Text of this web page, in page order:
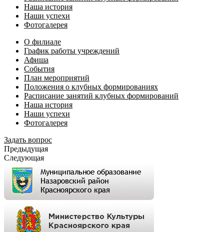
Наша история
Наши успехи
Фотогалерея
О филиале
График работы учреждений
Афиша
События
План мероприятий
Положения о клубных формированиях
Расписание занятий клубных формирований
Наша история
Наши успехи
Фотогалерея
Задать вопрос
Предыдущая
Следующая